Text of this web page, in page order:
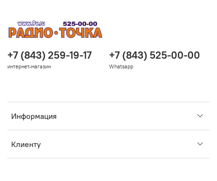
Информация
Клиенту
+7 (843) 259-19-17
интернет-магазин
+7 (843) 525-00-00
Whatsapp